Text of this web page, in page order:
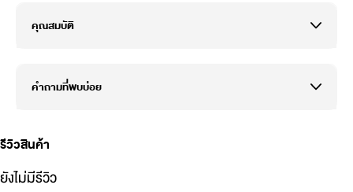
คุณสมบัติ
คำถามที่พบบ่อย
รีวิวสินค้า
ยังไม่มีรีวิว